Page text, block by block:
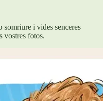
somriure i vides senceres
vostres fotos.